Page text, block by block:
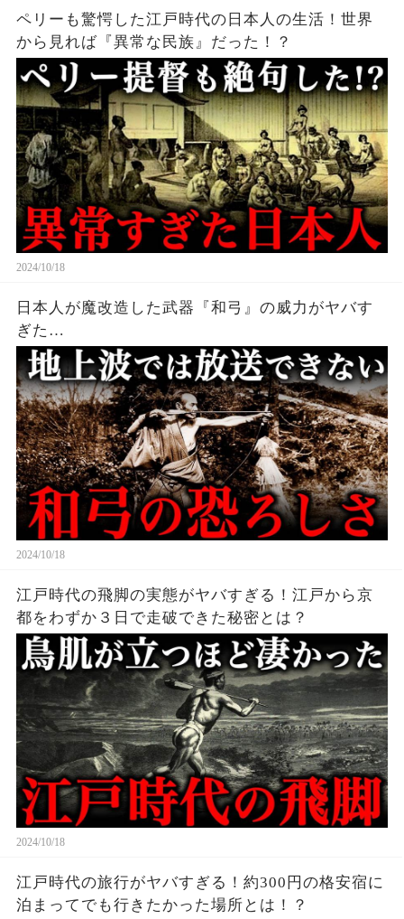
ペリーも驚愕した江戸時代の日本人の生活！世界
から見れば『異常な民族』だった！？
2024/10/18
日本人が魔改造した武器『和弓』の威力がヤバす
ぎた…
2024/10/18
江戸時代の飛脚の実態がヤバすぎる！江戸から京
都をわずか３日で走破できた秘密とは？
2024/10/18
江戸時代の旅行がヤバすぎる！約300円の格安宿に
泊まってでも行きたかった場所とは！？